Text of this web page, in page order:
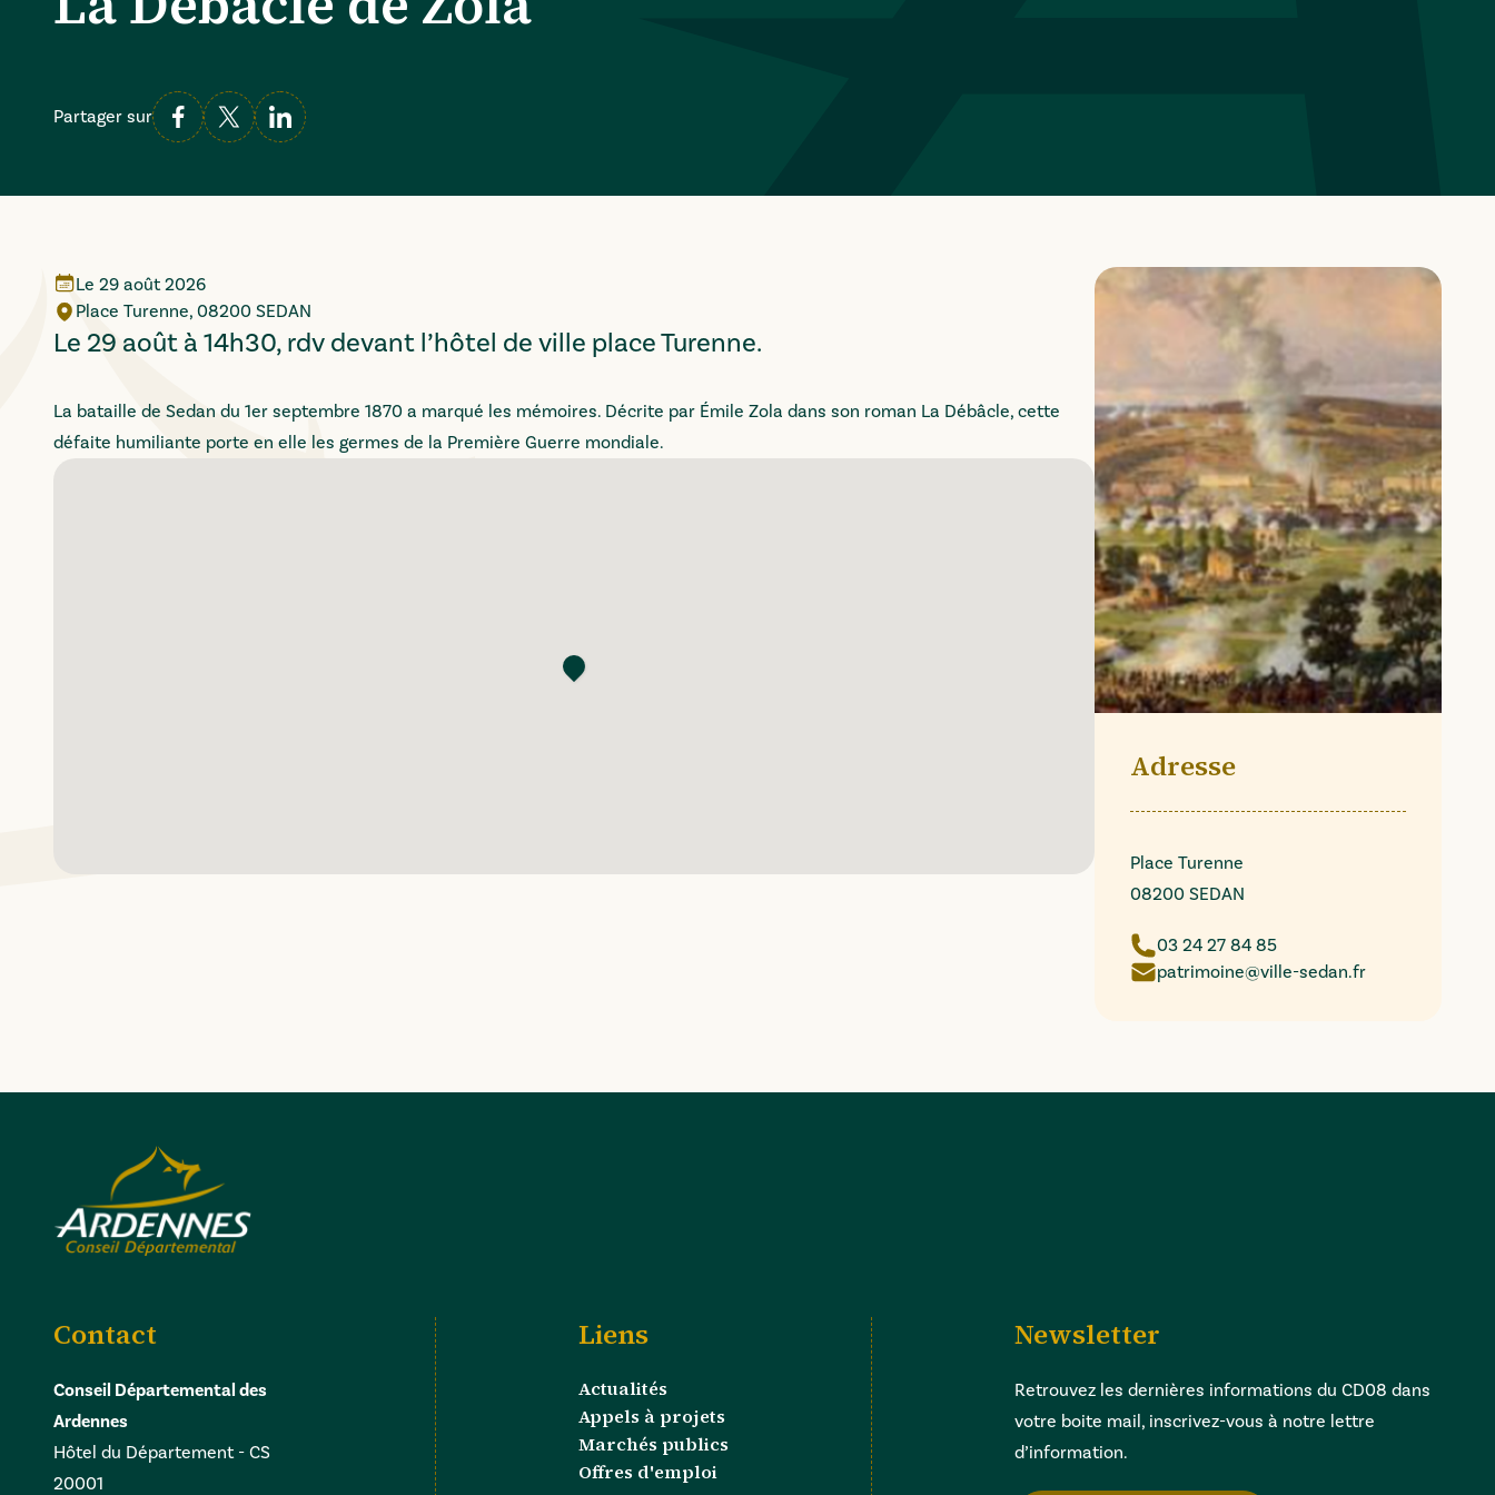
Partager sur
Le 29 août 2026
Place Turenne, 08200 SEDAN
Le 29 août à 14h30, rdv devant l’hôtel de ville place Turenne.
La bataille de Sedan du 1er septembre 1870 a marqué les mémoires. Décrite par Émile Zola dans son roman La Débâcle, cette
défaite humiliante porte en elle les germes de la Première Guerre mondiale.
Adresse
Place Turenne
08200 SEDAN
03 24 27 84 85
patrimoine@ville-sedan.fr
Contact
Conseil Départemental des
Ardennes
Hôtel du Département - CS
20001
Liens
Actualités
Appels à projets
Marchés publics
Offres d'emploi
Newsletter
Retrouvez les dernières informations du CD08 dans
votre boite mail, inscrivez-vous à notre lettre
d’information.